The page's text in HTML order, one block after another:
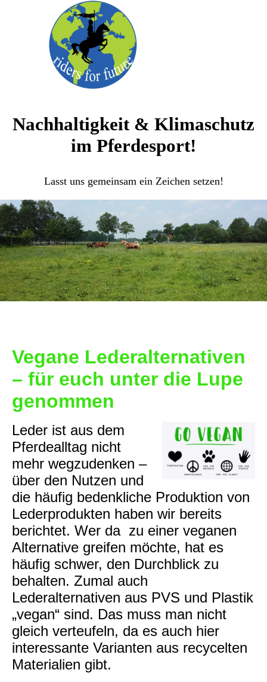
Nachhaltigkeit & Klimaschutz
im Pferdesport!
Lasst uns gemeinsam ein Zeichen setzen!
Vegane Lederalternativen
– für euch unter die Lupe
genommen
Leder ist aus dem
Pferdealltag nicht
mehr wegzudenken –
über den Nutzen und
die häufig bedenkliche Produktion von
Lederprodukten haben wir bereits
berichtet. Wer da zu einer veganen
Alternative greifen möchte, hat es
häufig schwer, den Durchblick zu
behalten. Zumal auch
Lederalternativen aus PVS und Plastik
„vegan“ sind. Das muss man nicht
gleich verteufeln, da es auch hier
interessante Varianten aus recycelten
Materialien gibt.